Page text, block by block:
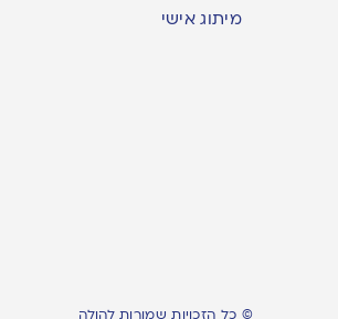
מיתוג אישי
© כל הזכויות שמורות להולה